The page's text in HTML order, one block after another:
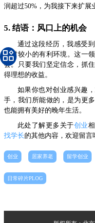
润超过50%，为我接下来扩展
5. 结语：风口上的机会
通过这段经历，我感受
相对较小的有利环境。这一
会。只要我们坚定信念，抓
得理想的收益。
如果你也对创业感兴趣
手，我们所能做的，是为更
也能拥有美好的晚年生活。
此处了解更多关于创业
找学长的其他内容，欢迎留言
创业 居家养老 留学创业
日常碎片PLOG